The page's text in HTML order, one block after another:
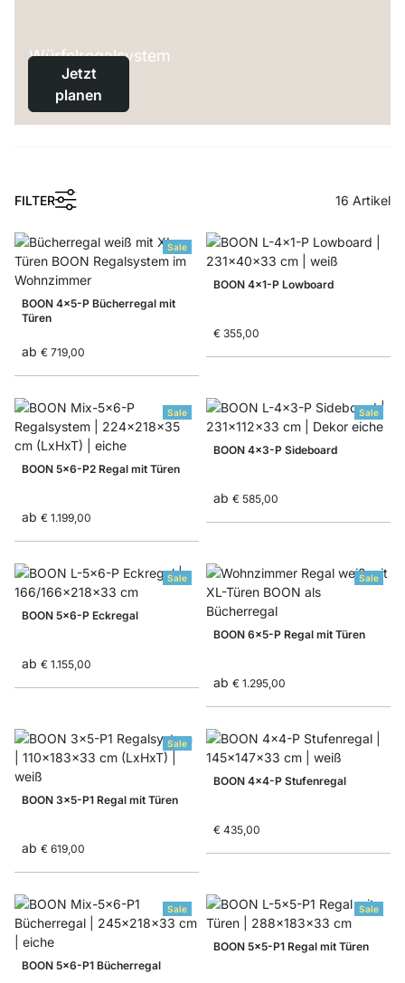
Würfelregalsystem
Jetzt
planen
FILTER
1
16 Artikel
Sale
BOON 4x5-P Bücherregal mit
Türen
ab € 719,00
BOON 4x1-P Lowboard
€ 355,00
Sale
BOON 5x6-P2 Regal mit Türen
ab € 1.199,00
Sale
BOON 4x3-P Sideboard
ab € 585,00
Sale
BOON 5x6-P Eckregal
ab € 1.155,00
Sale
BOON 6x5-P Regal mit Türen
ab € 1.295,00
Sale
BOON 3x5-P1 Regal mit Türen
ab € 619,00
BOON 4x4-P Stufenregal
€ 435,00
Sale
BOON 5x6-P1 Bücherregal
Sale
BOON 5x5-P1 Regal mit Türen